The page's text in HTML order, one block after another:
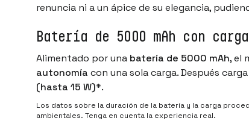
renuncia ni a un ápice de su elegancia,
Batería de 5000 mAh con
Alimentado por una batería de 5000 mAh, el
autonomía con una sola carga. Después
(hasta 15 W)*.
Los datos sobre la duración de la batería y la carga
ambientales. Tenga en cuenta la experiencia real.